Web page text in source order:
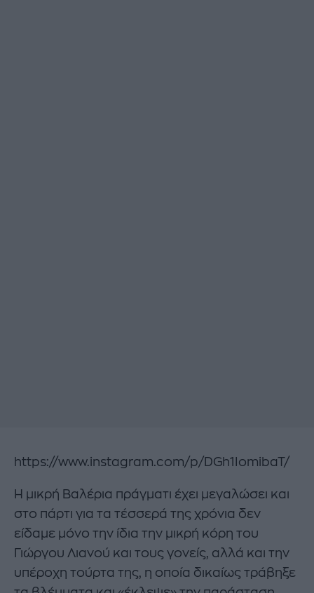
https://www.instagram.com/p/DGh1IomibaT/
Η μικρή Βαλέρια πράγματι έχει μεγαλώσει και
στο πάρτι για τα τέσσερά της χρόνια δεν
είδαμε μόνο την ίδια την μικρή κόρη του
Γιώργου Λιανού και τους γονείς, αλλά και την
υπέροχη τούρτα της, η οποία δικαίως τράβηξε